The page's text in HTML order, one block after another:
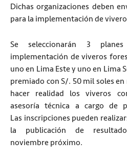
Dichas organizaciones deben
para la implementación de
Se seleccionarán 3
implementación de viveros
uno en Lima Este y uno en Lima
premiado con S/. 50 mil soles
hacer realidad los viveros
asesoría técnica a cargo de
Las inscripciones pueden
la publicación de
noviembre próximo.